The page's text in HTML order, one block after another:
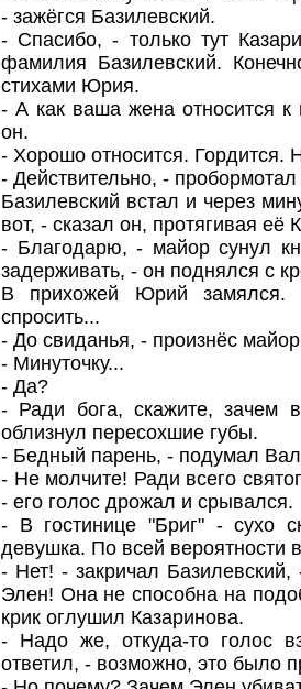
- зажёгся Базилевский.
- Спасибо, - только тут
фамилия Базилевский.
стихами Юрия.
- А как ваша жена относится
он.
- Хорошо относится. Гордится.
- Действительно, -
Базилевский встал и через
вот, - сказал он, протягивая её
- Благодарю, - майор сунул
задерживать, - он поднялся с
В прихожей Юрий замялся.
спросить...
- До свиданья, - произнёс
- Минуточку...
- Да?
- Ради бога, скажите, зачем
облизнул пересохшие губы.
- Бедный парень, - подумал
- Не молчите! Ради всего
- его голос дрожал и срывался.
- В гостинице "Бриг" - сухо
девушка. По всей вероятности
- Нет! - закричал
Элен! Она не способна на
крик оглушил Казаринова.
- Надо же, откуда-то голос
ответил, - возможно, это было